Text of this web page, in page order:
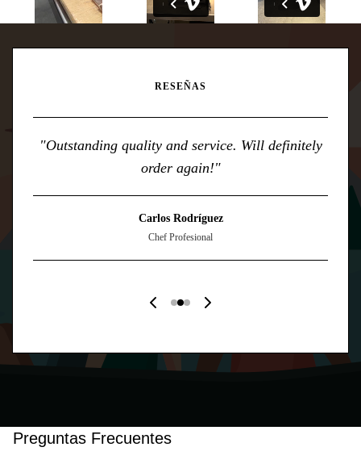
RESEÑAS
"Outstanding quality and service. Will definitely
order again!"
Carlos Rodríguez
Chef Profesional
Preguntas Frecuentes